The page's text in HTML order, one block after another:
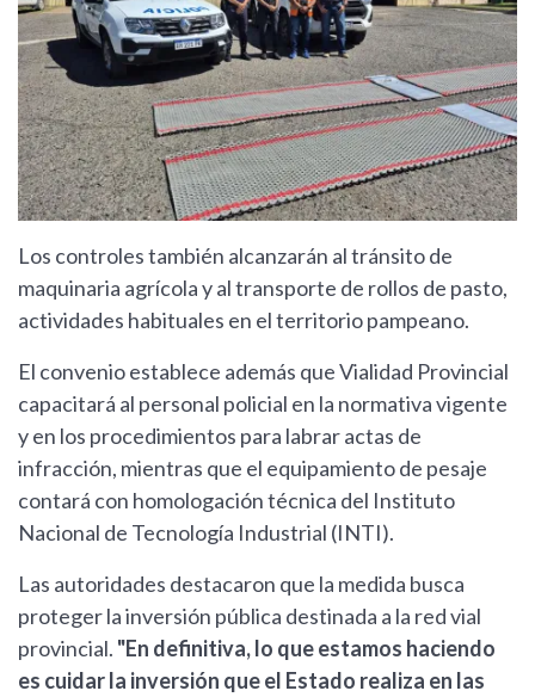
Los controles también alcanzarán al tránsito de
maquinaria agrícola y al transporte de rollos de pasto,
actividades habituales en el territorio pampeano.
El convenio establece además que Vialidad Provincial
capacitará al personal policial en la normativa vigente
y en los procedimientos para labrar actas de
infracción, mientras que el equipamiento de pesaje
contará con homologación técnica del Instituto
Nacional de Tecnología Industrial (INTI).
Las autoridades destacaron que la medida busca
proteger la inversión pública destinada a la red vial
provincial. "En definitiva, lo que estamos haciendo
es cuidar la inversión que el Estado realiza en las